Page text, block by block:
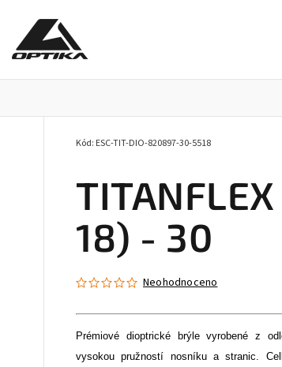
18) - 30
Kód: ESC-TIT-DIO-820897-30-5518
Neohodnoceno
Prémiové dioptrické brýle vyrobené z
vysokou pružností nosníku a stranic.